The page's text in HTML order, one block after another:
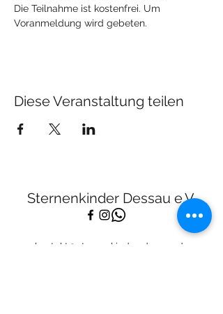
Die Teilnahme ist kostenfrei. Um
Voranmeldung wird gebeten.
Diese Veranstaltung teilen
Sternenkinder Dessau e.V.
kontakt@sternenkinder-dessau.de